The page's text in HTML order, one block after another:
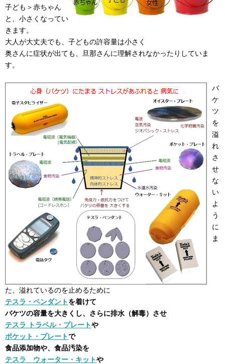
子ども＞赤ちゃん
と、小さくなってい
きます。
大人が大丈夫でも、子どもの許容量は小さく
奥さんに症状が出ても、旦那さんに理解されなかったりしていま
す。
バ
ケ
ツ
を
溢
れ
さ
せ
な
い
よ
う
に
ま
た、溢れているのを止めるために
テスラ・ペンダントを着けて
バケツの容量を大きくし、さらに排水（解毒）させ
テスラ トラベル・プレートや
ポケット・プレートで
食品添加物や、食品汚染を
テスラ ウォーター・キットや